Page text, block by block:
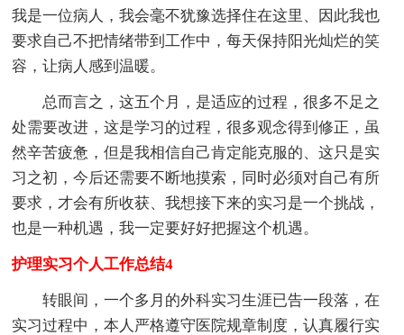
我是一位病人，我会毫不犹豫选择住在这里、因此我也
要求自己不把情绪带到工作中，每天保持阳光灿烂的笑
容，让病人感到温暖。
总而言之，这五个月，是适应的过程，很多不足之
处需要改进，这是学习的过程，很多观念得到修正，虽
然辛苦疲惫，但是我相信自己肯定能克服的、这只是实
习之初，今后还需要不断地摸索，同时必须对自己有所
要求，才会有所收获、我想接下来的实习是一个挑战，
也是一种机遇，我一定要好好把握这个机遇。
护理实习个人工作总结4
转眼间，一个多月的外科实习生涯已告一段落，在
实习过程中，本人严格遵守医院规章制度，认真履行实